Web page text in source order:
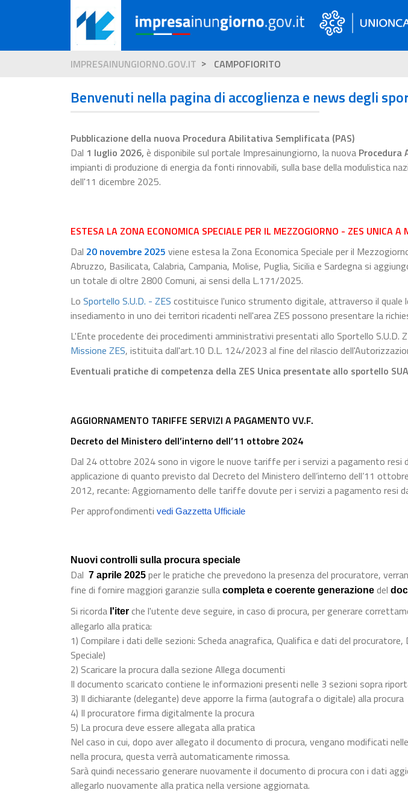
IMPRESAINUNGIORNO.GOV.IT CAMPOFIORITO
Benvenuti nella pagina di accoglienza e news degli
Pubblicazione della nuova Procedura Abilitativa Semplificata (PAS)
Dal 1 luglio 2026, è disponibile sul portale Impresainungiorno, la nuova Procedura
impianti di produzione di energia da fonti rinnovabili, sulla base della modulistica
dell'11 dicembre 2025.
ESTESA LA ZONA ECONOMICA SPECIALE PER IL MEZZOGIORNO - ZES UNICA A
Dal 20 novembre 2025 viene estesa la Zona Economica Speciale per il
Abruzzo, Basilicata, Calabria, Campania, Molise, Puglia, Sicilia e Sardegna si
un totale di oltre 2800 Comuni, ai sensi della L.171/2025.
Lo Sportello S.U.D. - ZES costituisce l'unico strumento digitale, attraverso il quale
insediamento in uno dei territori ricadenti nell'area ZES possono presentare la
L'Ente procedente dei procedimenti amministrativi presentati allo Sportello S.U.D.
Missione ZES, istituita dall'art.10 D.L. 124/2023 al fine del rilascio
Eventuali pratiche di competenza della ZES Unica presentate allo sportello
AGGIORNAMENTO TARIFFE SERVIZI A PAGAMENTO VV.F.
Decreto del Ministero dell’interno dell’11 ottobre 2024
Dal 24 ottobre 2024 sono in vigore le nuove tariffe per i servizi a pagamento resi
applicazione di quanto previsto dal Decreto del Ministero dell’interno dell’11
2012, recante: Aggiornamento delle tariffe dovute per i servizi a pagamento resi
Per approfondimenti vedi Gazzetta Ufficiale
Nuovi controlli sulla procura speciale
Dal 7 aprile 2025 per le pratiche che prevedono la presenza del procuratore,
fine di fornire maggiori garanzie sulla completa e coerente generazione del
Si ricorda l'iter che l'utente deve seguire, in caso di procura, per generare
allegarlo alla pratica:
1) Compilare i dati delle sezioni: Scheda anagrafica, Qualifica e dati del
Speciale)
2) Scaricare la procura dalla sezione Allega documenti
Il documento scaricato contiene le informazioni presenti nelle 3 sezioni sopra
3) Il dichiarante (delegante) deve apporre la firma (autografa o digitale) alla procura
4) Il procuratore firma digitalmente la procura
5) La procura deve essere allegata alla pratica
Nel caso in cui, dopo aver allegato il documento di procura, vengano modificati
nella procura, questa verrà automaticamente rimossa.
Sarà quindi necessario generare nuovamente il documento di procura con i dati
allegarlo nuovamente alla pratica nella versione aggiornata.